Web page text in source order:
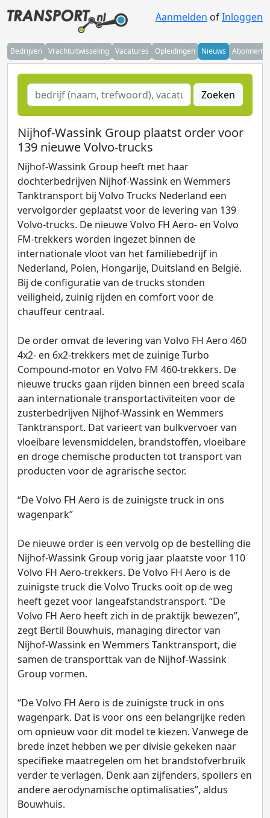
Aanmelden ofInloggen
Bedrijven Vrachtuitwisseling Vacatures Opleidingen Nieuws
Zoeken
Nijhof-Wassink Group plaatst order voor
139 nieuwe Volvo-trucks
Nijhof-Wassink Group heeft met haar
dochterbedrijven Nijhof-Wassink en Wemmers
Tanktransport bij Volvo Trucks Nederland een
vervolgorder geplaatst voor de levering van 139
Volvo-trucks. De nieuwe Volvo FH Aero- en Volvo
FM-trekkers worden ingezet binnen de
internationale vloot van het familiebedrijf in
Nederland, Polen, Hongarije, Duitsland en België.
Bij de configuratie van de trucks stonden
veiligheid, zuinig rijden en comfort voor de
chauffeur centraal.
De order omvat de levering van Volvo FH Aero 460
4x2- en 6x2-trekkers met de zuinige Turbo
Compound-motor en Volvo FM 460-trekkers. De
nieuwe trucks gaan rijden binnen een breed scala
aan internationale transportactiviteiten voor de
zusterbedrijven Nijhof-Wassink en Wemmers
Tanktransport. Dat varieert van bulkvervoer van
vloeibare levensmiddelen, brandstoffen, vloeibare
en droge chemische producten tot transport van
producten voor de agrarische sector.
“De Volvo FH Aero is de zuinigste truck in ons
wagenpark”
De nieuwe order is een vervolg op de bestelling die
Nijhof-Wassink Group vorig jaar plaatste voor 110
Volvo FH Aero-trekkers. De Volvo FH Aero is de
zuinigste truck die Volvo Trucks ooit op de weg
heeft gezet voor langeafstandstransport. “De
Volvo FH Aero heeft zich in de praktijk bewezen”,
zegt Bertil Bouwhuis, managing director van
Nijhof-Wassink en Wemmers Tanktransport, die
samen de transporttak van de Nijhof-Wassink
Group vormen.
“De Volvo FH Aero is de zuinigste truck in ons
wagenpark. Dat is voor ons een belangrijke reden
om opnieuw voor dit model te kiezen. Vanwege de
brede inzet hebben we per divisie gekeken naar
specifieke maatregelen om het brandstofverbruik
verder te verlagen. Denk aan zijfenders, spoilers en
andere aerodynamische optimalisaties”, aldus
Bouwhuis.